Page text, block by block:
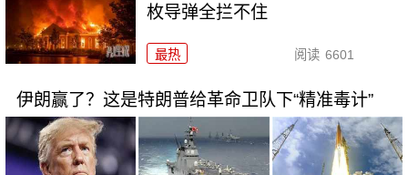
枚导弹全拦不住
最热 阅读 6601
伊朗赢了？这是特朗普给革命卫队下“精准毒计”